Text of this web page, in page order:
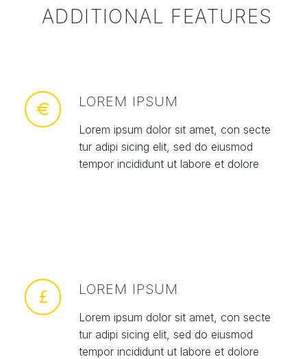
ADDITIONAL FEATURES
LOREM IPSUM
Lorem ipsum dolor sit amet, con secte
tur adipi sicing elit, sed do eiusmod
tempor incididunt ut labore et dolore
LOREM IPSUM
Lorem ipsum dolor sit amet, con secte
tur adipi sicing elit, sed do eiusmod
tempor incididunt ut labore et dolore